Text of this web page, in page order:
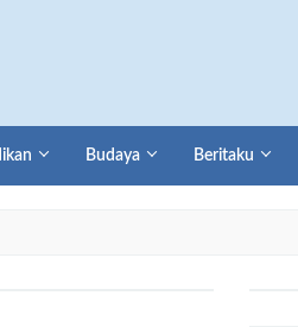
Budaya Beritaku